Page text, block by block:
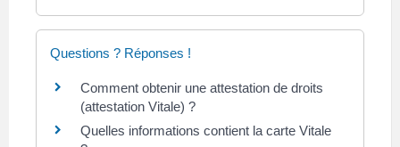
Questions ? Réponses !
Comment obtenir une attestation de droits
(attestation Vitale) ?
Quelles informations contient la carte Vitale